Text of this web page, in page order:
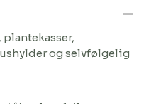
og selvfølgelig